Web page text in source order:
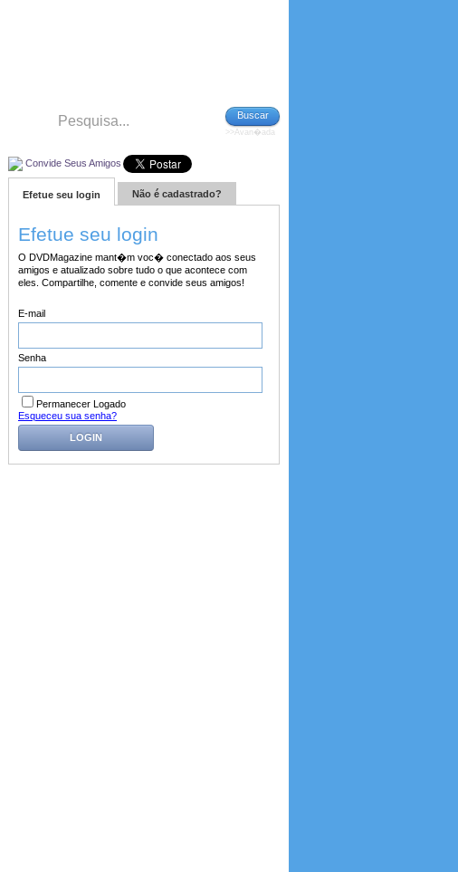
Buscar
>>Avan�ada
Convide Seus Amigos
Efetue seu login Não é cadastrado?
Efetue seu login
O DVDMagazine mant�m voc� conectado aos seus
amigos e atualizado sobre tudo o que acontece com
eles. Compartilhe, comente e convide seus amigos!
E-mail
Senha
Permanecer Logado
Esqueceu sua senha?
LOGIN